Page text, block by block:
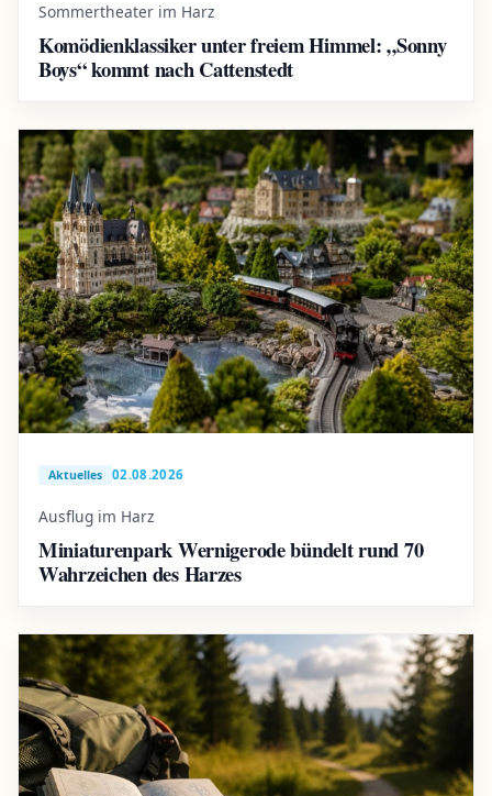
Sommertheater im Harz
Komödienklassiker unter freiem Himmel: „Sonny
Boys“ kommt nach Cattenstedt
Aktuelles 02.08.2026
Ausflug im Harz
Miniaturenpark Wernigerode bündelt rund 70
Wahrzeichen des Harzes